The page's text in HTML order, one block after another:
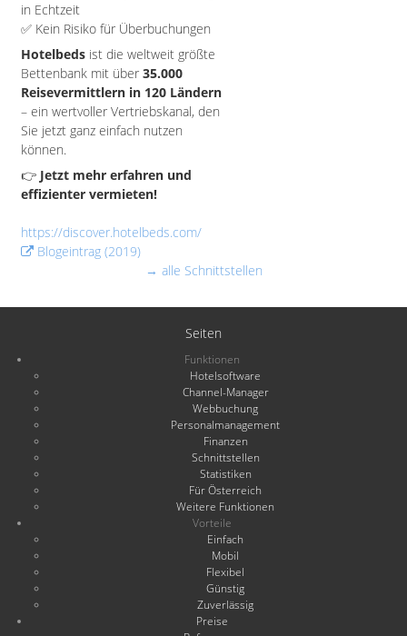
in Echtzeit
✅ Kein Risiko für Überbuchungen
Hotelbeds ist die weltweit größte
Bettenbank mit über 35.000
Reisevermittlern in 120 Ländern
– ein wertvoller Vertriebskanal, den
Sie jetzt ganz einfach nutzen
können.
👉 Jetzt mehr erfahren und
effizienter vermieten!
https://discover.hotelbeds.com/
Blogeintrag (2019)
→ alle Schnittstellen
Seiten
Funktionen
Hotelsoftware
Channel-Manager
Webbuchung
Personalmanagement
Finanzen
Schnittstellen
Statistiken
Für Österreich
Weitere Funktionen
Vorteile
Einfach
Mobil
Flexibel
Günstig
Zuverlässig
Preise